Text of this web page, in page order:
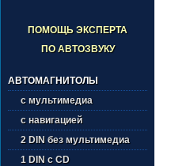
ПОМОЩЬ ЭКСПЕРТА
ПО АВТОЗВУКУ
АВТОМАГНИТОЛЫ
с мультимедиа
с навигацией
2 DIN без мультимедиа
1 DIN с CD